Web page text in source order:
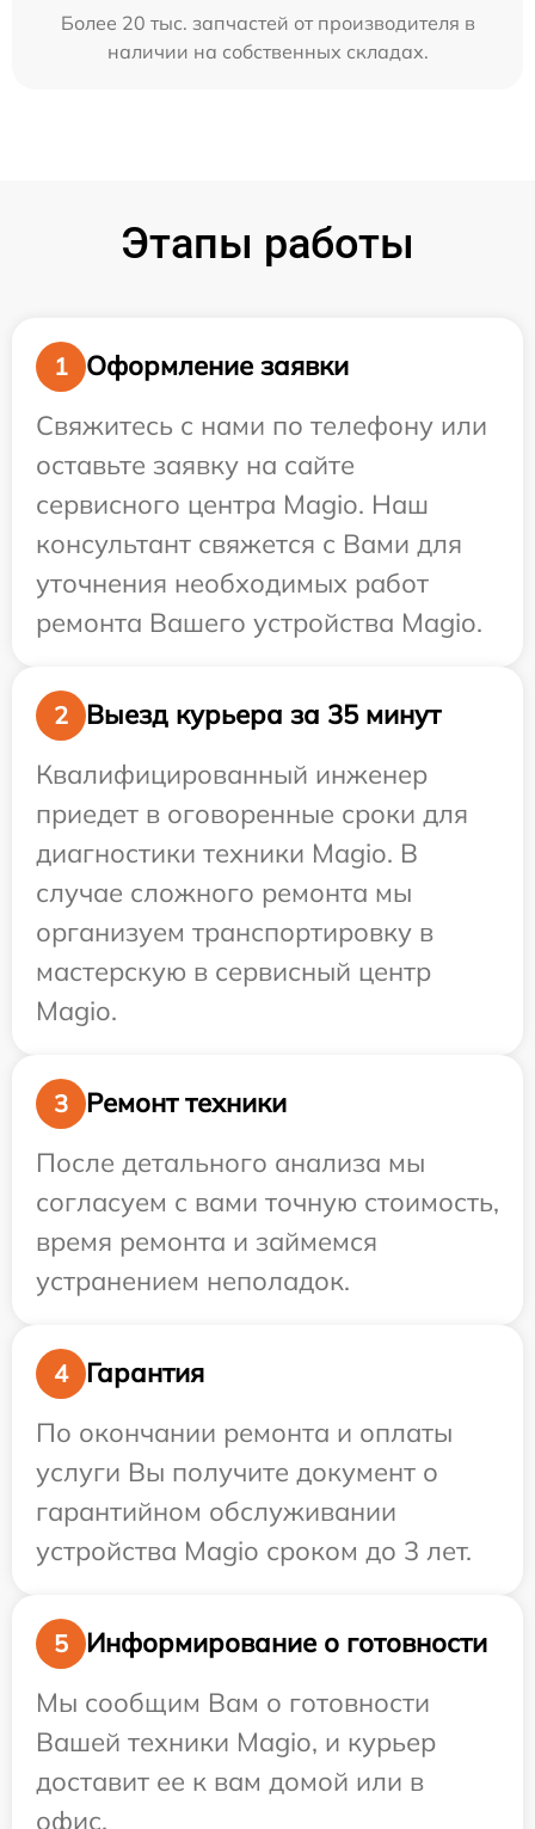
Более 20 тыс. запчастей от производителя в
наличии на собственных складах.
Этапы работы
1
Оформление заявки
Свяжитесь с нами по телефону или
оставьте заявку на сайте
сервисного центра Magio. Наш
консультант свяжется с Вами для
уточнения необходимых работ
ремонта Вашего устройства Magio.
2
Выезд курьера за 35 минут
Квалифицированный инженер
приедет в оговоренные сроки для
диагностики техники Magio. В
случае сложного ремонта мы
организуем транспортировку в
мастерскую в сервисный центр
Magio.
3
Ремонт техники
После детального анализа мы
согласуем с вами точную стоимость,
время ремонта и займемся
устранением неполадок.
4
Гарантия
По окончании ремонта и оплаты
услуги Вы получите документ о
гарантийном обслуживании
устройства Magio сроком до 3 лет.
5
Информирование о готовности
Мы сообщим Вам о готовности
Вашей техники Magio, и курьер
доставит ее к вам домой или в
офис.